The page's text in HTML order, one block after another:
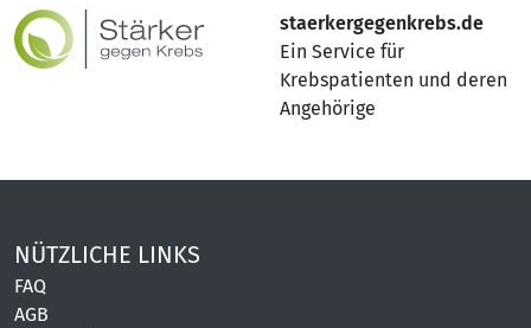
staerkergegenkrebs.de
Ein Service für
Krebspatienten und deren
Angehörige
NÜTZLICHE LINKS
FAQ
AGB